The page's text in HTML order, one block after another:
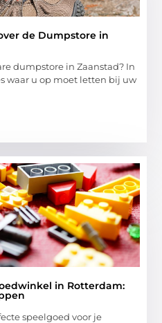
de Dumpstore in
dumpstore in Zaanstad? In
waar u op moet letten bij uw
in Rotterdam:
speelgoed voor je